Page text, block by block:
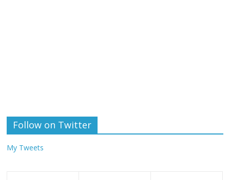
Follow on Twitter
My Tweets